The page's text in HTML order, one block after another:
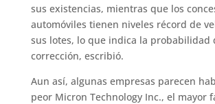
sus existencias, mientras que los
automóviles tienen niveles récord de
sus lotes, lo que indica la probabilidad
corrección, escribió.
Aun así, algunas empresas parecen
peor Micron Technology Inc., el mayor